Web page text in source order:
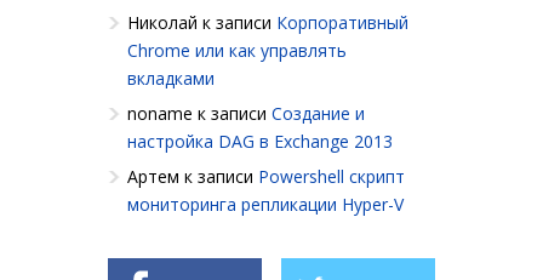
Николай к записи Корпоративный
Chrome или как управлять
вкладками
noname к записи Создание и
настройка DAG в Exchange 2013
Артем к записи Powershell cкрипт
мониторинга репликации Hyper-V